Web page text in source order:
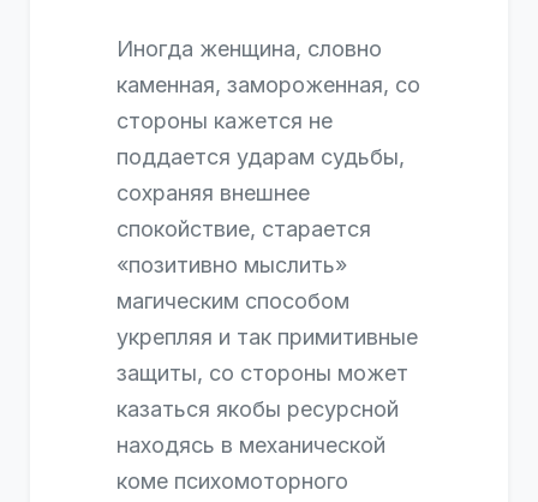
Иногда женщина, словно
каменная, замороженная, со
стороны кажется не
поддается ударам судьбы,
сохраняя внешнее
спокойствие, старается
«позитивно мыслить»
магическим способом
укрепляя и так примитивные
защиты, со стороны может
казаться якобы ресурсной
находясь в механической
коме психомоторного